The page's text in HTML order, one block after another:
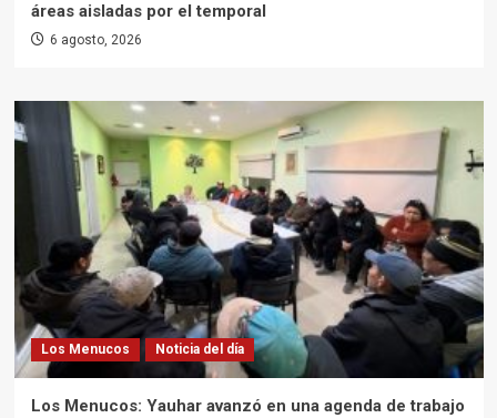
áreas aisladas por el temporal
6 agosto, 2026
Los Menucos Noticia del día
Los Menucos: Yauhar avanzó en una agenda de trabajo